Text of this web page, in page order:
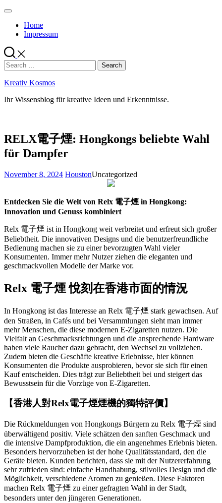
Skip
contentHome
Impressum
Search
for:
Kreativ Kosmos
Ihr Wissensblog für kreative Ideen und Erkenntnisse.
RELX電子煙: Hongkongs beliebte Wahl
für Dampfer
November 8, 2024 HoustonUncategorized
Entdecken Sie die Welt von Relx 電子煙 in Hongkong:
Innovation und Genuss kombiniert
Relx 電子煙 ist in Hongkong weit verbreitet und erfreut sich großer
Beliebtheit. Die innovativen Designs und die benutzerfreundliche
Bedienung machen sie zu einer bevorzugten Wahl vieler
Konsumenten. Immer mehr Nutzer ziehen die eleganten und
geschmackvollen Modelle der Marke vor.
Relx 電子煙 悅刻在香港市面的情況
In Hongkong ist das Interesse an Relx 電子煙 stark gewachsen. Auf
den Straßen, in Cafés und bei Versammlungen sieht man immer
mehr Menschen, die diese modernen E-Zigaretten nutzen. Die
Vielfalt an Geschmacksrichtungen und die ansprechende Hardware
haben viele Raucher dazu gebracht, den Wechsel zu vollziehen.
Zudem bieten die Geschäfte kreative Erlebnisse, hier können
Konsumenten die Produkte ausprobieren, bevor sie sich für einen
Kauf entscheiden. Dies trägt zur Beliebtheit bei und steigert das
Bewusstsein für die Vorzüge von E-Zigaretten.
【香港人對Relx電子煙煙機的獨特評價】
Die Rückmeldungen von Hongkongs Bürgern zu Relx 電子煙 sind
überwältigend positiv. Viele schätzen den sanften Geschmack und
die intensive Dampfproduktion, die ein angenehmes Erlebnis bieten.
Besonders hervorzuheben ist der hohe Qualitätsstandard, den die
Geräte bieten. Kunden berichten, dass sie mit der Nutzererfahrung
sehr zufrieden sind: einfache Handhabung, stilvolles Design und die
Möglichkeit, verschiedene Aromen zu genießen. Diese Faktoren
machen Relx 電子煙 zu einer gefragten Wahl in der Stadt,
besonders unter den jüngeren Generationen.